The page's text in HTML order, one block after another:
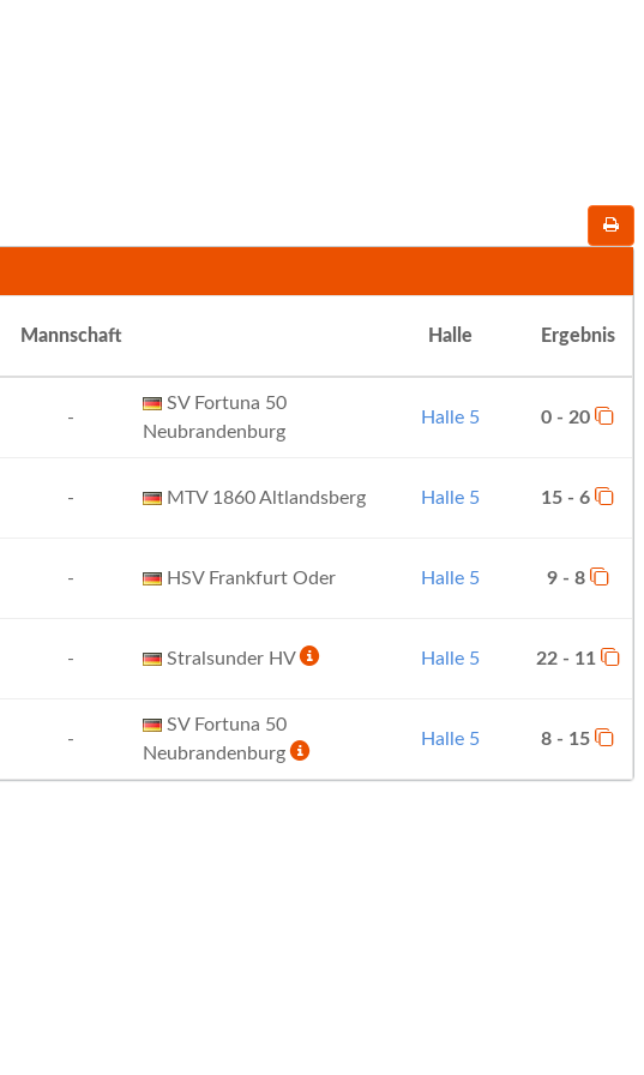
Mannschaft Halle Ergebnis
-
SV Fortuna 50
Neubrandenburg
Halle 5 0 - 20
- MTV 1860 Altlandsberg Halle 5 15 - 6
- HSV Frankfurt Oder Halle 5 9 - 8
- Stralsunder HV Halle 5 22 - 11
-
SV Fortuna 50
Neubrandenburg
Halle 5 8 - 15